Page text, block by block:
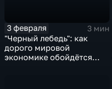
3 февраля
3 мин
"Черный лебедь": как
дорого мировой
экономике обойдётся